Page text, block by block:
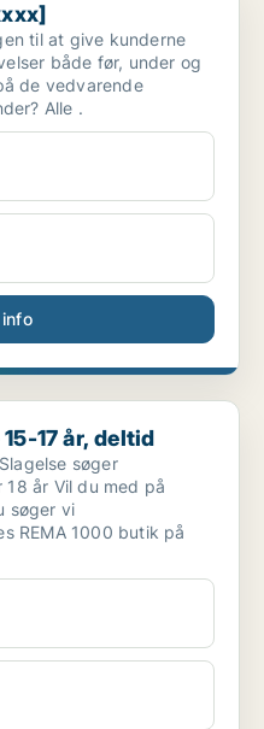
til at give kunderne
både før, under og
de vedvarende
Alle .
17 år, deltid
søger
med på
søger vi
REMA 1000 butik på